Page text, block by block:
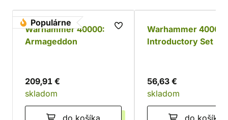
Populárne
Warhammer 40000:
Armageddon
209,91 €
skladom
do košíka
Warhammer 40000:
Introductory Set
56,63 €
skladom
do košíka